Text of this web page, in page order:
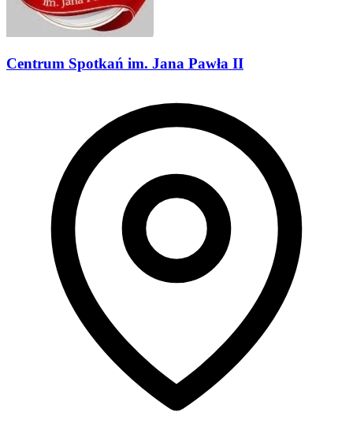
Centrum Spotkań im. Jana Pawła II